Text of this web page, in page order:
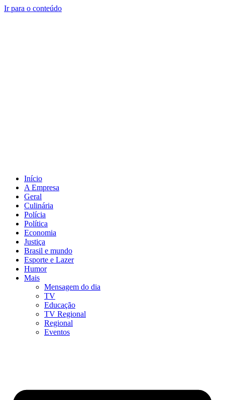
Ir para o conteúdo
Início
A Empresa
Geral
Culinária
Polícia
Política
Economia
Justiça
Brasil e mundo
Esporte e Lazer
Humor
Mais
Mensagem do dia
TV
Educação
TV Regional
Regional
Eventos